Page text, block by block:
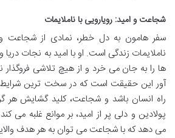
شجاعت و امید: رویارویی با ناملایمات
سفر هامون به دل خطر، نمادی از شجاعت
ناملایمات زندگی است. او با امید به نجات
ها را به جان می خرد و از هیچ تلاشی فروگذار
آور این حقیقت است که در سخت ترین شرایط
راه انسان باشد و شجاعت، کلید گشایش هر
پولادین و دلی پر از امید، بر موانع غلبه می
می دهد که با شجاعت می توان به هر هدف